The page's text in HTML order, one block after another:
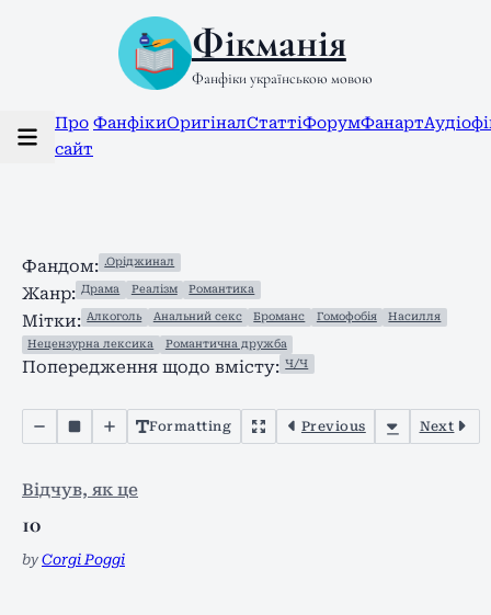
Фікманія
Фанфіки українською мовою
Про
сайт
ФанфікиОригіналСтаттіФорумФанарт
Фандом: .Оріджинал
Жанр: Драма Реалізм Романтика
Мітки: Алкоголь Анальний секс Броманс Гомофобія Насилля
Нецензурна лексика Романтична дружба
Попередження щодо вмісту: Ч/Ч
Formatting Previous Next
Відчув, як це
10
by Corgi Poggi